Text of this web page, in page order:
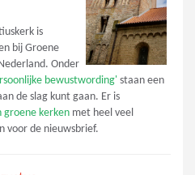
is
bij Groene
Onder
bewustwording' staan een
de slag kunt gaan. Er is
groene kerken met heel veel
voor de nieuwsbrief.